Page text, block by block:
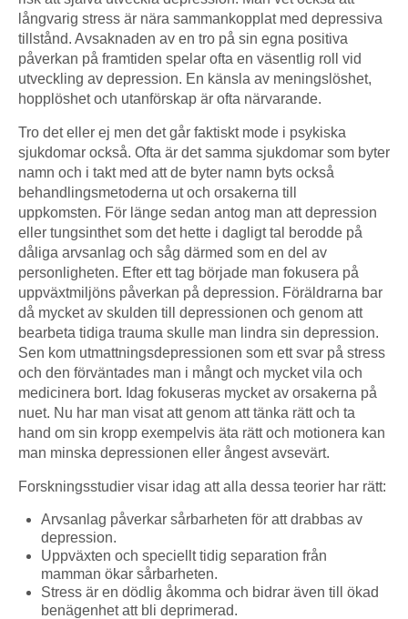
långvarig stress är nära sammankopplat med depressiva
tillstånd. Avsaknaden av en tro på sin egna positiva
påverkan på framtiden spelar ofta en väsentlig roll vid
utveckling av depression. En känsla av meningslöshet,
hopplöshet och utanförskap är ofta närvarande.
Tro det eller ej men det går faktiskt mode i psykiska
sjukdomar också. Ofta är det samma sjukdomar som byter
namn och i takt med att de byter namn byts också
behandlingsmetoderna ut och orsakerna till
uppkomsten. För länge sedan antog man att depression
eller tungsinthet som det hette i dagligt tal berodde på
dåliga arvsanlag och såg därmed som en del av
personligheten. Efter ett tag började man fokusera på
uppväxtmiljöns påverkan på depression. Föräldrarna bar
då mycket av skulden till depressionen och genom att
bearbeta tidiga trauma skulle man lindra sin depression.
Sen kom utmattningsdepressionen som ett svar på stress
och den förväntades man i mångt och mycket vila och
medicinera bort. Idag fokuseras mycket av orsakerna på
nuet. Nu har man visat att genom att tänka rätt och ta
hand om sin kropp exempelvis äta rätt och motionera kan
man minska depressionen eller ångest avsevärt.
Forskningsstudier visar idag att alla dessa teorier har rätt:
Arvsanlag påverkar sårbarheten för att drabbas av
depression.
Uppväxten och speciellt tidig separation från
mamman ökar sårbarheten.
Stress är en dödlig åkomma och bidrar även till ökad
benägenhet att bli deprimerad.